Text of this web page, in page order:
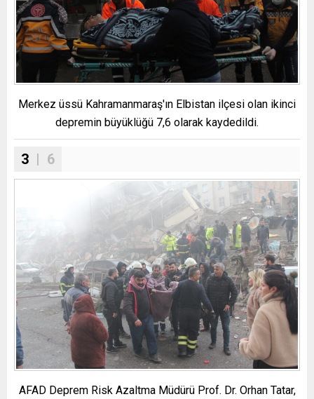
Merkez üssü Kahramanmaraş'ın Elbistan ilçesi olan ikinci
depremin büyüklüğü 7,6 olarak kaydedildi.
3 | 6
AFAD Deprem Risk Azaltma Müdürü Prof. Dr. Orhan Tatar,